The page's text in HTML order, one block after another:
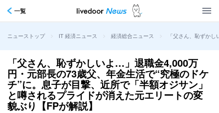
一覧
ニューストップ > IT 経済ニュース > 経済総合ニュース > 「父さん、恥ずか
「父さん、恥ずかしいよ…」退職金4,000万
円・元部長の73歳父、年金生活で“究極のドケ
チ”に。息子が目撃、近所で「半額オジサン」
と噂されるプライドが消えた元エリートの変
貌ぶり【FPが解説】